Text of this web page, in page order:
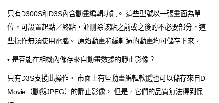
只有D300S和D3S內含動畫編輯功能。 這些型號以一張畫面為單
位，可設置起點／終點，並刪除該點之前或之後的不必要部分，這
些操作無須使用電腦。 原始動畫和編輯過的動畫均可儲存下來。
• 是否能在相機內儲存來自動畫數據的靜止影像？
只有D3S支援此操作。 市面上有些動畫編輯軟體也可以儲存來自D-
Movie（動態JPEG）的靜止影像。 但是，它們的品質無法得到保